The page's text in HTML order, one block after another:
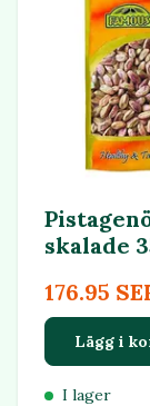
skalade
176.95
Lägg i
I lager